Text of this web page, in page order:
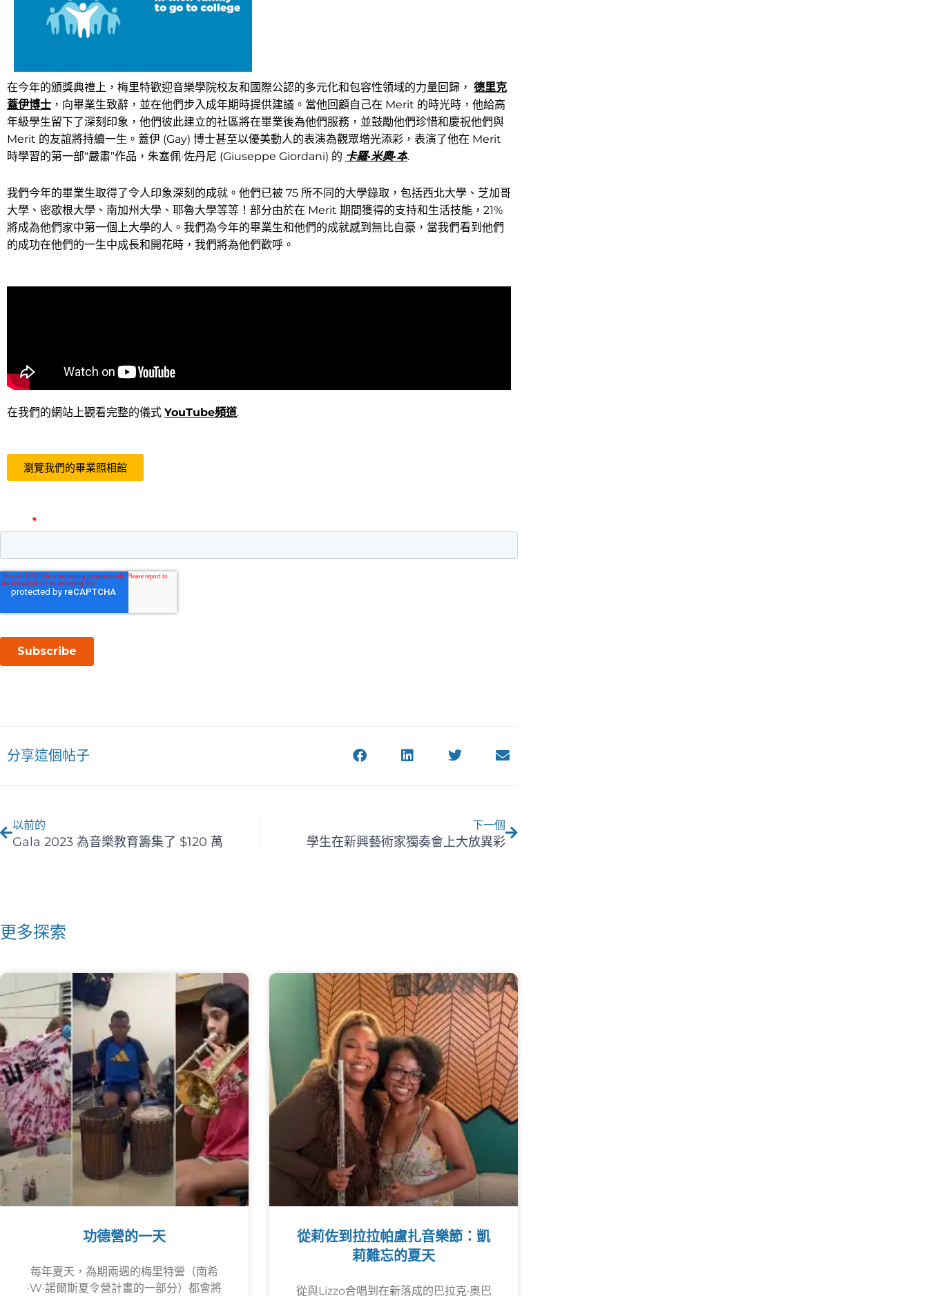
在今年的頒獎典禮上，梅里特歡迎音樂學院校友和國際公認的多元化和包容性領域的力量回歸， 德里克
蓋伊博士 ，向畢業生致辭，並在他們步入成年期時提供建議。當他回顧自己在 Merit 的時光時，他給高
年級學生留下了深刻印象，他們彼此建立的社區將在畢業後為他們服務，並鼓勵他們珍惜和慶祝他們與
Merit 的友誼將持續一生。蓋伊 (Gay) 博士甚至以優美動人的表演為觀眾增光添彩，表演了他在 Merit
時學習的第一部“嚴肅”作品，朱塞佩·佐丹尼 (Giuseppe Giordani) 的 卡羅·米奧·本.
我們今年的畢業生取得了令人印象深刻的成就。他們已被 75 所不同的大學錄取，包括西北大學、芝加哥
大學、密歇根大學、南加州大學、耶魯大學等等！部分由於在 Merit 期間獲得的支持和生活技能，21%
將成為他們家中第一個上大學的人。我們為今年的畢業生和他們的成就感到無比自豪，當我們看到他們
的成功在他們的一生中成長和開花時，我們將為他們歡呼。
在我們的網站上觀看完整的儀式 YouTube頻道.
瀏覽我們的畢業照相館
分享這個帖子
以前的
Gala 2023 為音樂教育籌集了 $120 萬
下一個
學生在新興藝術家獨奏會上大放異彩
更多探索
功德營的一天
每年夏天，為期兩週的梅里特營（南希
·W·諾爾斯夏令營計畫的一部分）都會將
從莉佐到拉拉帕盧扎音樂節：凱
莉難忘的夏天
從與Lizzo合唱到在新落成的巴拉克·奧巴